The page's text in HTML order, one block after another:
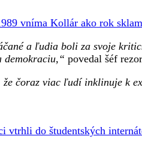
vníma Kollár ako rok
a ľudia boli za svoje
demokraciu,“ povedal šéf
že čoraz viac ľudí inklinuje k
vtrhli do študentských